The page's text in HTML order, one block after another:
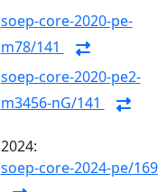
soep-core-2020-pe-
m78/141
soep-core-2020-pe2-
m3456-nG/141
2024:
soep-core-2024-pe/169